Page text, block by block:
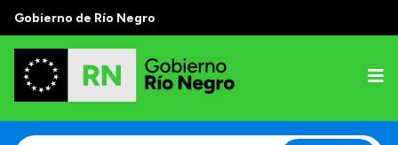
Gobierno de Río Negro